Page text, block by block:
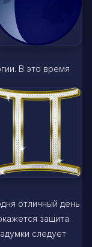
В это время
отличный день
защита
следует